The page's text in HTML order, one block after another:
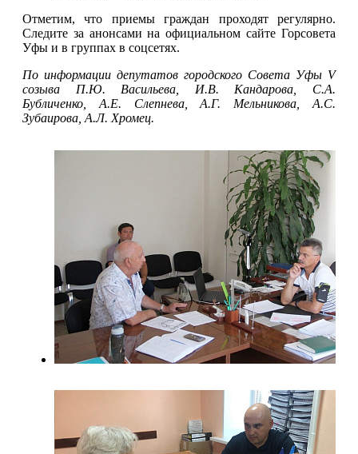
Отметим, что приемы граждан проходят регулярно.
Следите за анонсами на официальном сайте Горсовета
Уфы и в группах в соцсетях.
По информации депутатов городского Совета Уфы V
созыва П.Ю. Васильева, И.В. Кандарова, С.А.
Бубличенко, А.Е. Слепнева, А.Г. Мельникова, А.С.
Зубаирова, А.Л. Хромец.